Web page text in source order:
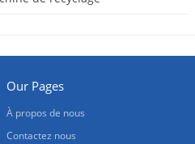
Our Pages
À propos de nous
Contactez nous